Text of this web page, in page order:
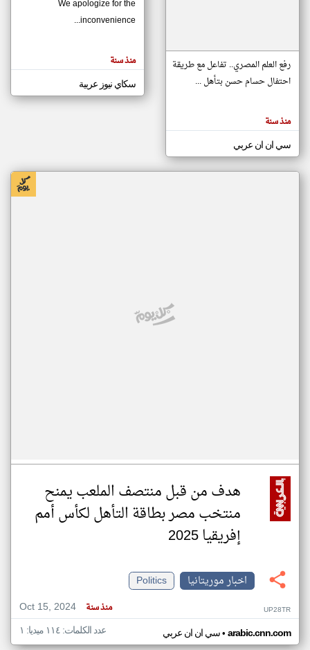
مصادر الأخبار من موريتانيا
اخبار موريتانيا على مدار الساعة
أهم اخبار موريتانيا العاجلة والمباشرة
المقالات
الموجوده
هنا عن
رفع العلم المصري.. تفاعل مع طريقة
احتفال حسام حسن بتأهل ...
منذ سنة
سي ان ان عربي
We apologize for the
inconvenience...
منذ سنة
سكاي نيوز عربية
هدف من قبل منتصف الملعب يمنح
منتخب مصر بطاقة التأهل لكأس أمم
إفريقيا 2025
اخبار موريتانيا
Politics
Oct 15, 2024
منذ سنة UP28TR
سي ان ان عربي• arabic.cnn.com عدد الكلمات: ١١٤ ميديا: ١
klyoum.com